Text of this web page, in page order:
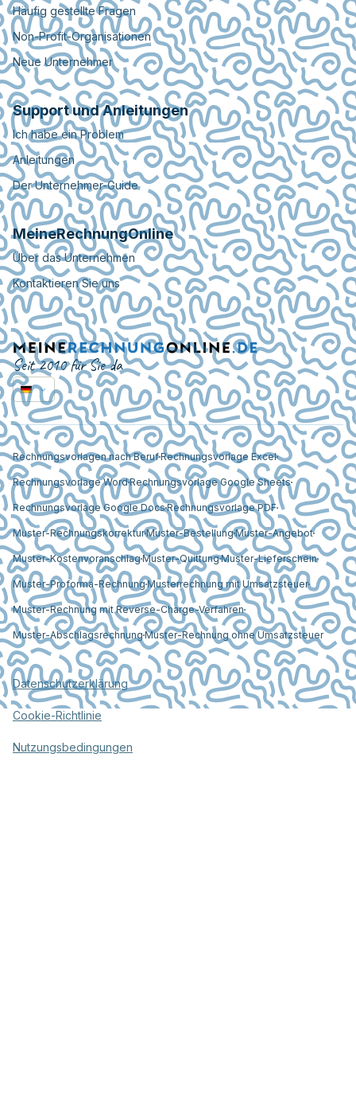
Häufig gestellte Fragen
Non-Profit-Organisationen
Neue Unternehmer
Support und Anleitungen
Ich habe ein Problem
Anleitungen
Der Unternehmer-Guide
MeineRechnungOnline
Über das Unternehmen
Kontaktieren Sie uns
Seit 2010 für Sie da
Rechnungsvorlagen nach BerufRechnungsvorlage Excel
Rechnungsvorlage WordRechnungsvorlage Google Sheets
Rechnungsvorlage Google DocsRechnungsvorlage PDF
Muster-Rechnungskorrektur Muster-Bestellung Muster-Angebot
Muster-KostenvoranschlagMuster-QuittungMuster-Lieferschein
Muster-Proforma-Rechnung Musterrechnung mit Umsatzsteuer
Muster-Rechnung mit Reverse-Charge-Verfahren
Muster-Abschlagsrechnung Muster-Rechnung ohne Umsatzsteuer
Datenschutzerklärung
Cookie-Richtlinie
Nutzungsbedingungen